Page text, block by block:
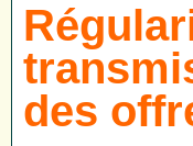
des